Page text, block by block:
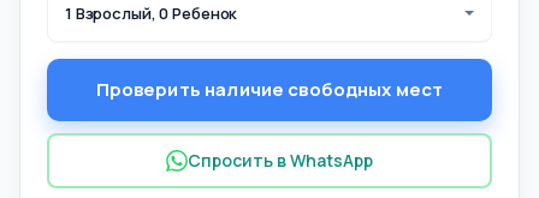
1 Взрослый, 0 Ребенок
Проверить наличие свободных мест
Спросить в WhatsApp